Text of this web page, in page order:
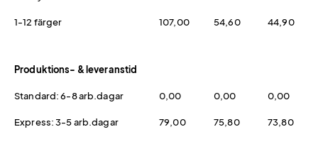
1-12 färger 107,00 54,60 44,90
Produktions- & leveranstid
Standard: 6-8 arb.dagar 0,00 0,00 0,00
Express: 3-5 arb.dagar 79,00 75,80 73,80